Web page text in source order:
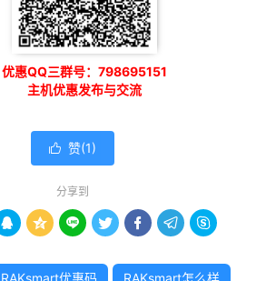
优惠QQ三群号：798695151
主机优惠发布与交流
 赞(1)
分享到
      
RAKsmart优惠码 RAKsmart怎么样